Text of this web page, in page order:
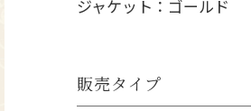
ジャケット：ゴールド
販売タイプ